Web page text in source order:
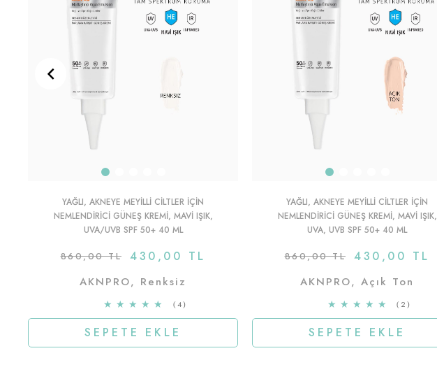
YAĞLI, AKNEYE MEYILLI CILTLER IÇIN
NEMLENDIRICI GÜNEŞ KREMI, MAVI IŞIK,
UVA/UVB SPF 50+ 40 ML
4
430,00 TL
860,00 TL
AKNPRO, Renksiz
★ ★ ★ ★ ★
SEPETE EKLE
YAĞLI, AKNEYE MEYILLI CILTLER IÇIN
NEMLENDIRICI GÜNEŞ KREMI, MAVI IŞIK,
UVA, UVB SPF 50+ 40 ML
2
430,00 TL
860,00 TL
AKNPRO, Açık Ton
★ ★ ★ ★ ★
SEPETE EKLE